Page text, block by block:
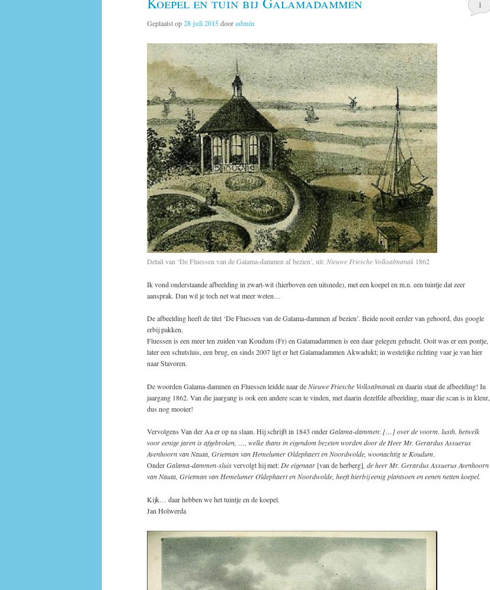
Geplaatst op28 juli 2015dooradmin
1
Detail van ‘De Fluessen van de Galama-dammen af bezien’, uit: Nieuwe Friesche Volksalmanak 1862
Ik vond onderstaande afbeelding in zwart-wit (hierboven een uitsnede), met een koepel en m.n. een tuintje dat zeer
aansprak. Dan wil je toch net wat meer weten…
De afbeelding heeft de titel ‘De Fluessen van de Galama-dammen af bezien’. Beide nooit eerder van gehoord, dus google
erbij pakken.
Fluessen is een meer ten zuiden van Koudum (Fr) en Galamadammen is een daar gelegen gehucht. Ooit was er een pontje,
later een schutsluis, een brug, en sinds 2007 ligt er het Galamadammen Akwadukt; in westelijke richting vaar je van hier
naar Stavoren.
De woorden Galama-dammen en Fluessen leidde naar deNieuwe Friesche Volksalmanaken daarin staat de afbeelding! In
jaargang 1862. Van die jaargang is ook een andere scan te vinden, met daarin dezelfde afbeelding, maar die scan is in kleur,
dus nog mooier!
Vervolgens Van der Aa er op na slaan. Hij schrijft in 1843 onderGalama-dammen:[…] over de voorm. lusth. hetwelk
voor eenige jaren is afgebroken, …, welke thans in eigendom bezeten worden door de Heer Mr. Gerardus Assuerus
Avenhoorn van Nauta, Grietman van Hemelumer Oldephaert en Noordwolde, woonachtig te Koudum.
OnderGalama-dammen-sluisvervolgt hij met:De eigenaar [van de herberg], de heer Mr. Gerardus Assuerus Avenhoorn
van Nauta, Grietman van Hemelumer Oldephaert en Noordwolde, heeft hierbij eenig plantsoen en eenen netten koepel.
Kijk… daar hebben we het tuintje en de koepel.
Jan Holwerda